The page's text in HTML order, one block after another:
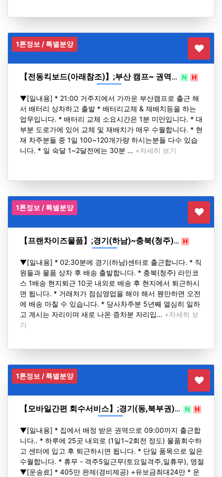
1톤정보 / 특별분양
【전동킥보드(아래참조)】;부산 캠프~ 권역… N H
▼[일내용] * 21:00 거주지에서 가까운 부산캠프로 출근 해
서 배터리 상차하고 출발 * 배터리교체 & 재배치등을 하는
업무입니다. * 배터리 교체 소요시간은 1분 미만입니다. * 대
부분 도로가에 있어 교체 및 재배치가 매우 수월합니다. * 현
재 차주분들 중 1일 100~120개가량 하시는분들 다수 있습
니다. * 일 숙달 1~2달전에는 30분 … +자세히 보기
1톤정보 / 특별분양
【프랜차이즈물품】;경기(하남)~충북(청주)… H
▼[일내용] * 02:30분에 경기(하남)센터로 출근합니다. * 직
원들과 물품 상차 후 배송 출발합니다. * 충북(청주) 라인코
스 1배송 현지퇴근 10곳 내외로 배송 후 현지에서 퇴근하시
면 됩니다. * 거래처가 점심영업을 해야 해서 웬만하면 오전
에 배송 마칠 수 있습니다. * 당사차주분 5년째 열심히 일하
고 계시는 자리이며 새로 나온 증차분 자리입… +자세히 보
기
1톤정보 / 특별분양
【모바일간편 회수서비스】;경기(동,북부권)… N H
▼[일내용] * 집에서 배정 받은 권역으로 09:00까지 출근합
니다.. * 하루에 25곳 내외로 (1일1~2회전 정도) 물품회수하
고 센터에 입고 후 퇴근하시면 됩니다. * 단일 품목으로 일은
수월합니다. * 휴무 - 격주5일근무(토요일격주,일휴무), 명절
▼[운송료] * 405만 완제(경비제공) +유보금최대24만 * 운